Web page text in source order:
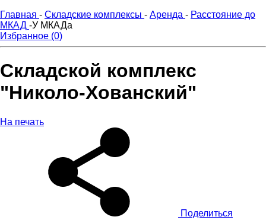
Главная - Складские комплексы - Аренда - Расстояние до
МКАД -У МКАДа
Избранное (0)
Складской комплекс
"Николо-Хованский"
На печать
Поделиться